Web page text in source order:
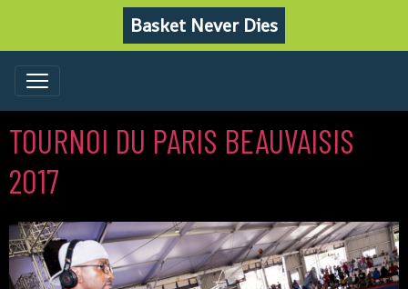
Basket Never Dies
TOURNOI DU PARIS BEAUVAISIS
2017